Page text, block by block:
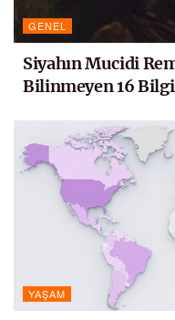
GENEL
Siyahın Mucidi
Bilinmeyen 16 Bilgi
YAŞAM